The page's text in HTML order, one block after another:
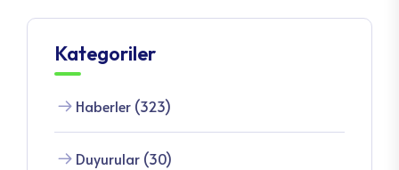
Kategoriler
Haberler (323)
Duyurular (30)